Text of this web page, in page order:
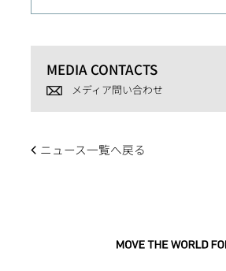
MEDIA CONTACTS
メディア問い合わせ
ニュース一覧へ戻る